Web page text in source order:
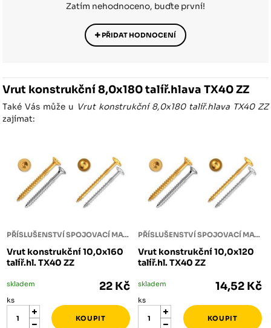
Zatím nehodnoceno, buďte první!
PŘIDAT HODNOCENÍ
Vrut konstrukční 8,0x180 talíř.hlava TX40 ZZ
Také Vás může u Vrut konstrukční 8,0x180 talíř.hlava TX40 ZZ
zajímat:
PŘÍSLUŠENSTVÍ SPOJOVACÍ MATERIÁL
Vrut konstrukční 10,0x160
talíř.hl. TX40 ZZ
skladem 22 Kč
ks
PŘÍSLUŠENSTVÍ SPOJOVACÍ MATERIÁL
Vrut konstrukční 10,0x120
talíř.hl. TX40 ZZ
skladem 14,52 Kč
ks